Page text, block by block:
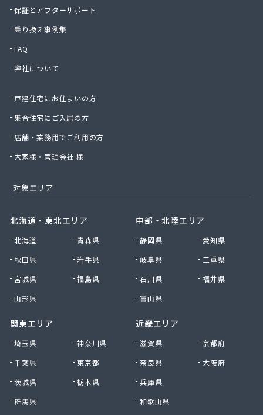
山田省三商店
山本プロパンガス
柴田商店
昭洋商事株式会社
松浦石油店燃料部
松原商店
新日本ガス株式会社
新日本ガス株式会社 海津支店
新日本ガス株式会社 各務原支店
新日本ガス株式会社 東濃支店
新日本ガス株式会社 本巣支店
森屋石油
杉浦プロパン瓦斯
西田和三
石黒商事株式会社 多治見・可児営業所
千賀石油株式会社
川地商店
泉北ガス株式会社
足立商店
保証とアフターサポート
乗り換え事例集
FAQ
弊社について
戸建住宅にお住まいの方
集合住宅にご入居の方
店舗・業務用でご利用の方
大家様・管理会社 様
対象エリア
北海道・東北エリア
北海道
青森県
秋田県
岩手県
宮城県
福島県
山形県
関東エリア
埼玉県
神奈川県
千葉県
東京都
茨城県
栃木県
群馬県
中部・北陸エリア
静岡県
愛知県
岐阜県
三重県
石川県
福井県
富山県
近畿エリア
滋賀県
京都府
奈良県
大阪府
兵庫県
和歌山県